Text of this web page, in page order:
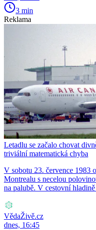
3 min
Reklama
Letadlu se začalo chovat
triviální matematická chyba
V sobotu 23. července 1983
Montrealu s necelou
na palubě. V cestovní
VědaŽivě.cz
dnes, 16:45